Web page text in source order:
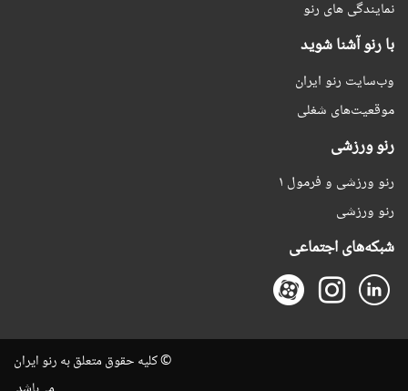
نمایندگی های رنو
با رنو آشنا شوید
وب‌سایت رنو ایران
موقعیت‌های شغلی
رنو ورزشی
رنو ورزشی و فرمول ۱
رنو ورزشی
شبکه‌های اجتماعی
© کلیه حقوق متعلق به رنو ایران